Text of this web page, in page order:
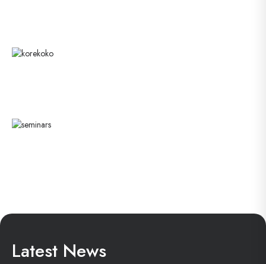
Latest News